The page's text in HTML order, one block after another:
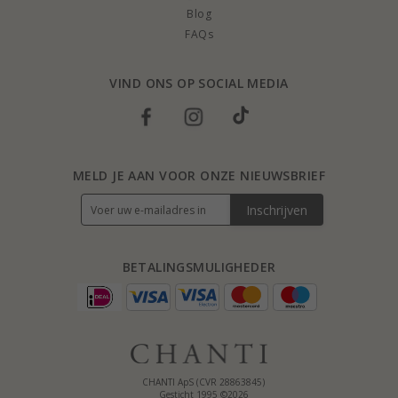
Blog
FAQs
VIND ONS OP SOCIAL MEDIA
CHANTI ApS (CVR 28863845)
Gesticht 1995 ©2026
BETALINGSMULIGHEDER
MELD JE AAN VOOR ONZE NIEUWSBRIEF
Inschrijven